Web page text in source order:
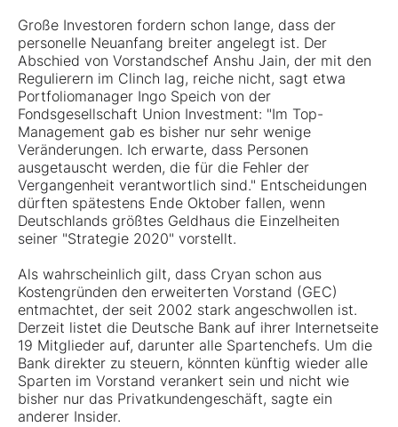
Große Investoren fordern schon lange, dass der
personelle Neuanfang breiter angelegt ist. Der
Abschied von Vorstandschef Anshu Jain, der mit den
Regulierern im Clinch lag, reiche nicht, sagt etwa
Portfoliomanager Ingo Speich von der
Fondsgesellschaft Union Investment: "Im Top-
Management gab es bisher nur sehr wenige
Veränderungen. Ich erwarte, dass Personen
ausgetauscht werden, die für die Fehler der
Vergangenheit verantwortlich sind." Entscheidungen
dürften spätestens Ende Oktober fallen, wenn
Deutschlands größtes Geldhaus die Einzelheiten
seiner "Strategie 2020" vorstellt.
Als wahrscheinlich gilt, dass Cryan schon aus
Kostengründen den erweiterten Vorstand (GEC)
entmachtet, der seit 2002 stark angeschwollen ist.
Derzeit listet die Deutsche Bank auf ihrer Internetseite
19 Mitglieder auf, darunter alle Spartenchefs. Um die
Bank direkter zu steuern, könnten künftig wieder alle
Sparten im Vorstand verankert sein und nicht wie
bisher nur das Privatkundengeschäft, sagte ein
anderer Insider.